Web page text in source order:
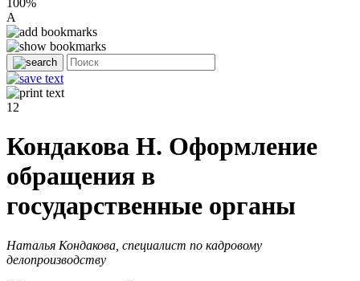
100%
A
12
Кондакова Н. Оформление
обращения в
государственные органы
Наталья Кондакова, специалист по кадровому
делопроизводству